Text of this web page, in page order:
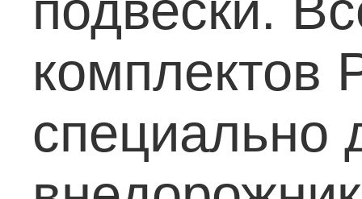
комплектов
специально